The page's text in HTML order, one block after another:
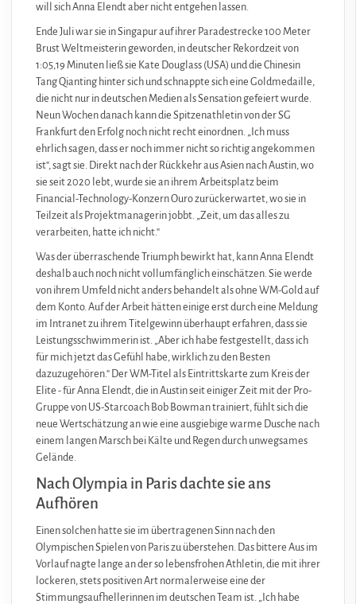
will sich Anna Elendt aber nicht entgehen lassen.
Ende Juli war sie in Singapur auf ihrer Paradestrecke 100 Meter
Brust Weltmeisterin geworden, in deutscher Rekordzeit von
1:05,19 Minuten ließ sie Kate Douglass (USA) und die Chinesin
Tang Qianting hinter sich und schnappte sich eine Goldmedaille,
die nicht nur in deutschen Medien als Sensation gefeiert wurde.
Neun Wochen danach kann die Spitzenathletin von der SG
Frankfurt den Erfolg noch nicht recht einordnen. „Ich muss
ehrlich sagen, dass er noch immer nicht so richtig angekommen
ist“, sagt sie. Direkt nach der Rückkehr aus Asien nach Austin, wo
sie seit 2020 lebt, wurde sie an ihrem Arbeitsplatz beim
Financial-Technology-Konzern Ouro zurückerwartet, wo sie in
Teilzeit als Projektmanagerin jobbt. „Zeit, um das alles zu
verarbeiten, hatte ich nicht.“
Was der überraschende Triumph bewirkt hat, kann Anna Elendt
deshalb auch noch nicht vollumfänglich einschätzen. Sie werde
von ihrem Umfeld nicht anders behandelt als ohne WM-Gold auf
dem Konto. Auf der Arbeit hätten einige erst durch eine Meldung
im Intranet zu ihrem Titelgewinn überhaupt erfahren, dass sie
Leistungsschwimmerin ist. „Aber ich habe festgestellt, dass ich
für mich jetzt das Gefühl habe, wirklich zu den Besten
dazuzugehören.“ Der WM-Titel als Eintrittskarte zum Kreis der
Elite - für Anna Elendt, die in Austin seit einiger Zeit mit der Pro-
Gruppe von US-Starcoach Bob Bowman trainiert, fühlt sich die
neue Wertschätzung an wie eine ausgiebige warme Dusche nach
einem langen Marsch bei Kälte und Regen durch unwegsames
Gelände.
Nach Olympia in Paris dachte sie ans
Aufhören
Einen solchen hatte sie im übertragenen Sinn nach den
Olympischen Spielen von Paris zu überstehen. Das bittere Aus im
Vorlauf nagte lange an der so lebensfrohen Athletin, die mit ihrer
lockeren, stets positiven Art normalerweise eine der
Stimmungsaufhellerinnen im deutschen Team ist. „Ich habe